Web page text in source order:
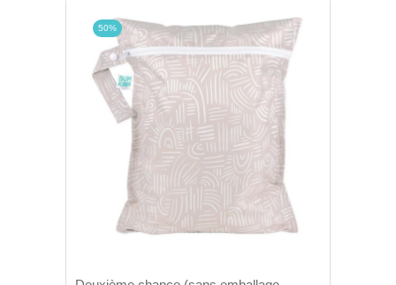
50%